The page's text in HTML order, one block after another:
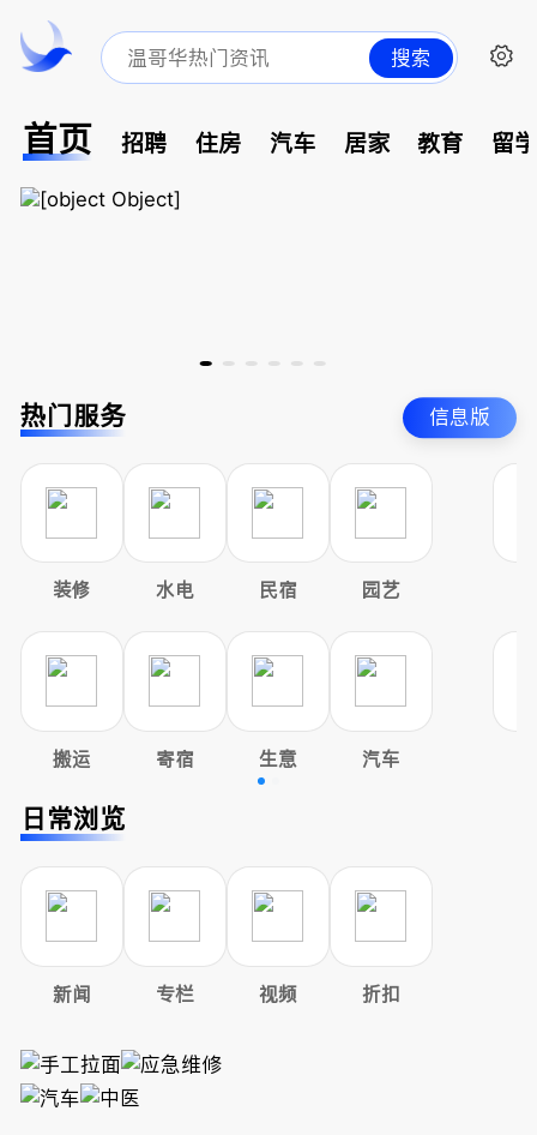
搜索
首页 招聘 住房 汽车 居家 教育 留
热门服务 信息版
装修 水电 民宿 园艺
搬运 寄宿 生意 汽车
日常浏览
新闻 专栏 视频 折扣